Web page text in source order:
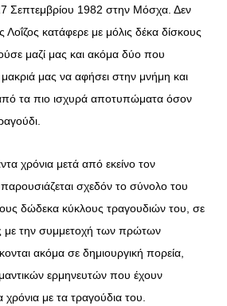
Σεπτεμβρίου 1982 στην Μόσχα. Δεν
Λοΐζος κατάφερε με μόλις δέκα δίσκους
μαζί μας και ακόμα δύο που
μας να αφήσει στην μνήμη και
τα πιο ισχυρά αποτυπώματα όσον
χρόνια μετά από εκείνο τον
σχεδόν το σύνολο του
δώδεκα κύκλους τραγουδιών του, σε
με την συμμετοχή των πρώτων
ακόμα σε δημιουργική πορεία,
ερμηνευτών που έχουν
με τα τραγούδια του.